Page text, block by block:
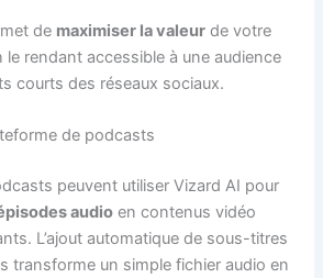
de maximiser la valeur de votre
rendant accessible à une audience
courts des réseaux sociaux.
de podcasts
peuvent utiliser Vizard AI pour
audio en contenus vidéo
L’ajout automatique de sous-titres
transforme un simple fichier audio en